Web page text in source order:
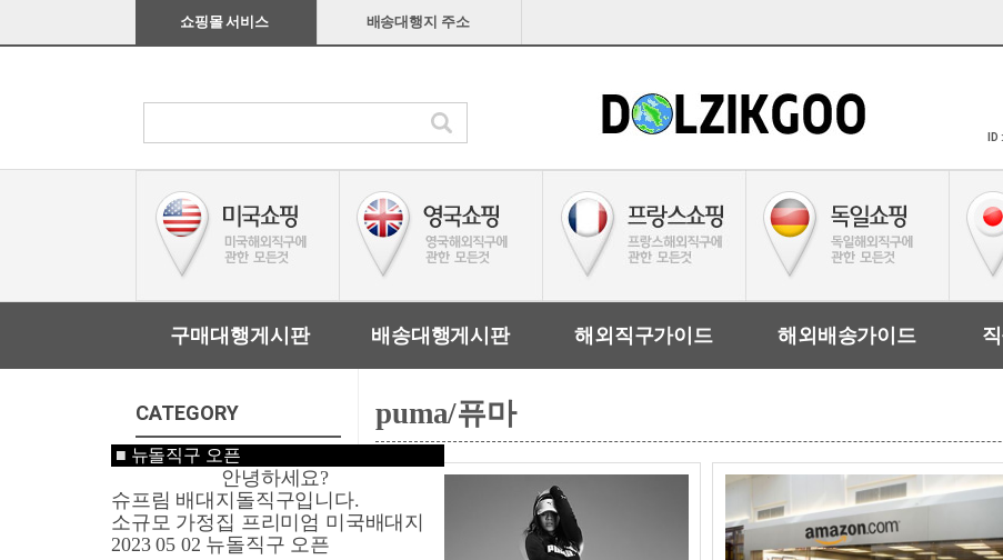
■ 뉴돌직구 오픈
안녕하세요?
슈프림 배대지돌직구입니다.
소규모 가정집 프리미엄 미국배대지
2023 05 02 뉴돌직구 오픈
쇼핑몰 서비스 배송대행지 주소
ID :
구매대행게시판 배송대행게시판 해외직구가이드 해외배송가이드
CATEGORY
미국쇼핑
영국쇼핑
프랑스쇼핑
puma/퓨마